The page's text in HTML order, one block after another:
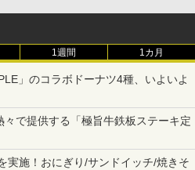
1週間 1カ月
」のコラボドーナツ4種、いよいよ
で提供する「極旨牛鉄板ステーキ定
実施！おにぎり/サンドイッチ/焼きそ